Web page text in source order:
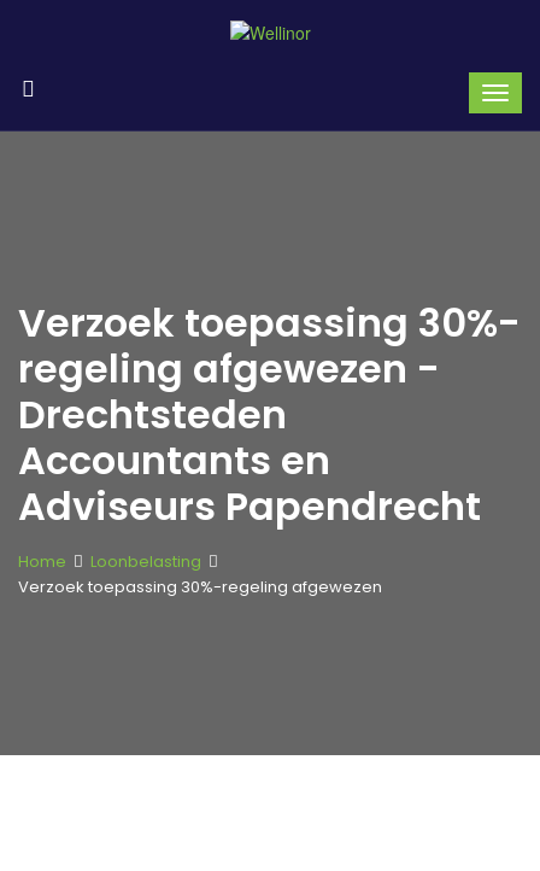
Verzoek toepassing 30%-
regeling afgewezen -
Drechtsteden
Accountants en
Adviseurs Papendrecht
Home
Loonbelasting
Verzoek toepassing 30%-regeling afgewezen